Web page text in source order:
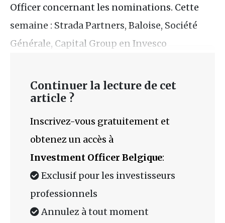
Officer concernant les nominations. Cette
semaine : Strada Partners, Baloise, Société
Générale, Capital Group en Invesco
Continuer la lecture de cet
article ?
Inscrivez-vous gratuitement et
obtenez un accès à
Investment Officer Belgique:
Exclusif pour les investisseurs
professionnels
Annulez à tout moment